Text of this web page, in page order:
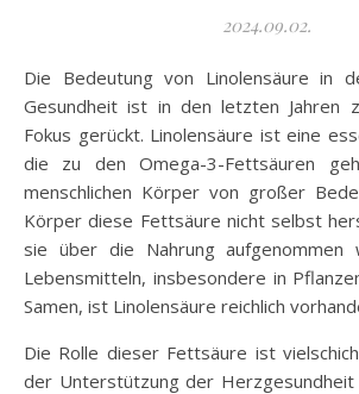
2024.09.02.
Die Bedeutung von Linolensäure in der Ernährung und
Gesundheit ist in den letzten Jahren
Fokus gerückt. Linolensäure ist eine
die zu den Omega-3-Fettsäuren
menschlichen Körper von großer
Körper diese Fettsäure nicht selbst
sie über die Nahrung aufgenommen
Lebensmitteln, insbesondere in
Samen, ist Linolensäure reichlich
Die Rolle dieser Fettsäure ist
der Unterstützung der